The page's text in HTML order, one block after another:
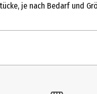
je nach Bedarf und